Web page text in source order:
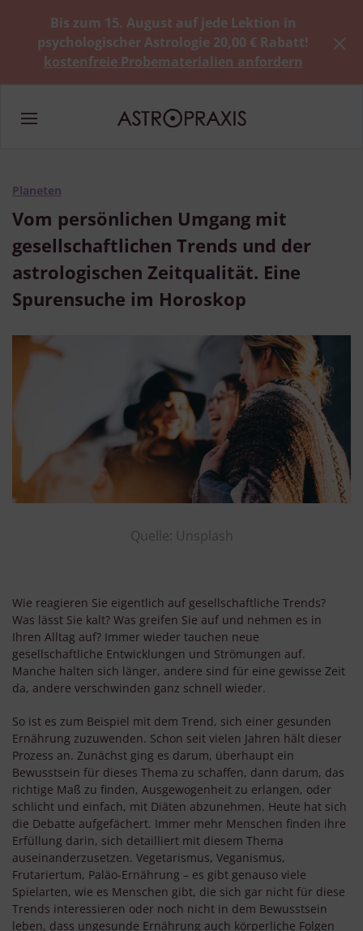
Bis zum 15. August auf jede Lektion in
psychologischer Astrologie 20,00 € Rabatt!
kostenfreie Probematerialien anfordern
Quelle: Unsplash
Planeten
Vom persönlichen Umgang mit
gesellschaftlichen Trends und der
astrologischen Zeitqualität. Eine
Spurensuche im Horoskop
Wie reagieren Sie eigentlich auf gesellschaftliche Trends?
Was lässt Sie kalt? Was greifen Sie auf und nehmen es in
Ihren Alltag auf? Immer wieder tauchen neue
gesellschaftliche Entwicklungen und Strömungen auf.
Manche halten sich länger, andere sind für eine gewisse Zeit
da, andere verschwinden ganz schnell wieder.
So ist es zum Beispiel mit dem Trend, sich einer gesunden
Ernährung zuzuwenden. Schon seit vielen Jahren hält dieser
Prozess an. Zunächst ging es darum, überhaupt ein
Bewusstsein für dieses Thema zu schaffen, dann darum, das
richtige Maß zu finden, Ausgewogenheit zu erlangen, oder
schlicht und einfach, mit Diäten abzunehmen. Heute hat sich
die Debatte aufgefächert. Immer mehr Menschen finden ihre
Erfüllung darin, sich detailliert mit diesem Thema
auseinanderzusetzen. Vegetarismus, Veganismus,
Frutariertum, Paläo-Ernährung – es gibt genauso viele
Spielarten, wie es Menschen gibt, die sich gar nicht für diese
Trends interessieren oder noch nicht in dem Bewusstsein
leben, dass ungesunde Ernährung auch körperliche Folgen